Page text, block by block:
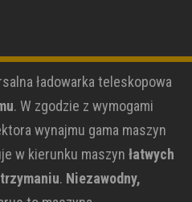
ładowarka teleskopowa
. W zgodzie z wymogami
wynajmu gama maszyn
w kierunku maszyn łatwych
. Niezawodny,